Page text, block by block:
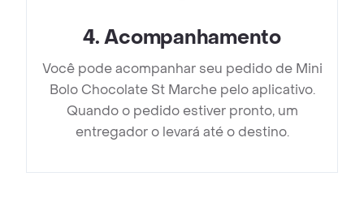
4.Acompanhamento
Você pode acompanhar seu pedido de Mini
Bolo Chocolate St Marche pelo aplicativo.
Quando o pedido estiver pronto, um
entregador o levará até o destino.